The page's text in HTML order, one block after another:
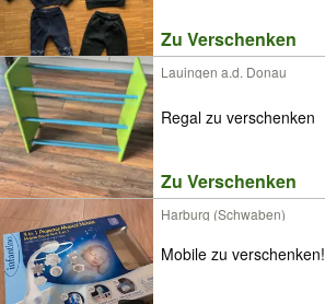
Zu Verschenken
Lauingen a.d. Donau
Regal zu verschenken
Zu Verschenken
Harburg (Schwaben)
Mobile zu verschenken!